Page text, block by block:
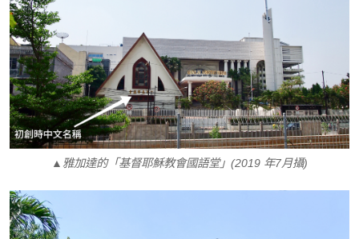
▲雅加達的「基督耶穌教會國語堂」(2019 年7月攝)